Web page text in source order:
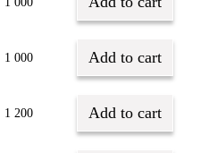
1 000 Add to cart
1 200 Add to cart